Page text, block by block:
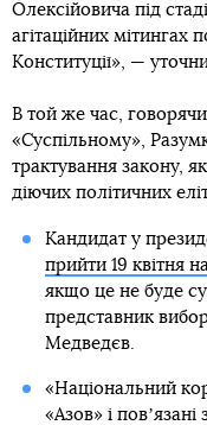
Олексійовича під
агітаційних мітингах
Конституції», —
В той же час,
«Суспільному»,
трактування закону,
діючих політичних
Кандидат у
прийти 19 квітня
якщо це не буде
представник
Медведєв.
«Національний
«Азов» і повʼязані